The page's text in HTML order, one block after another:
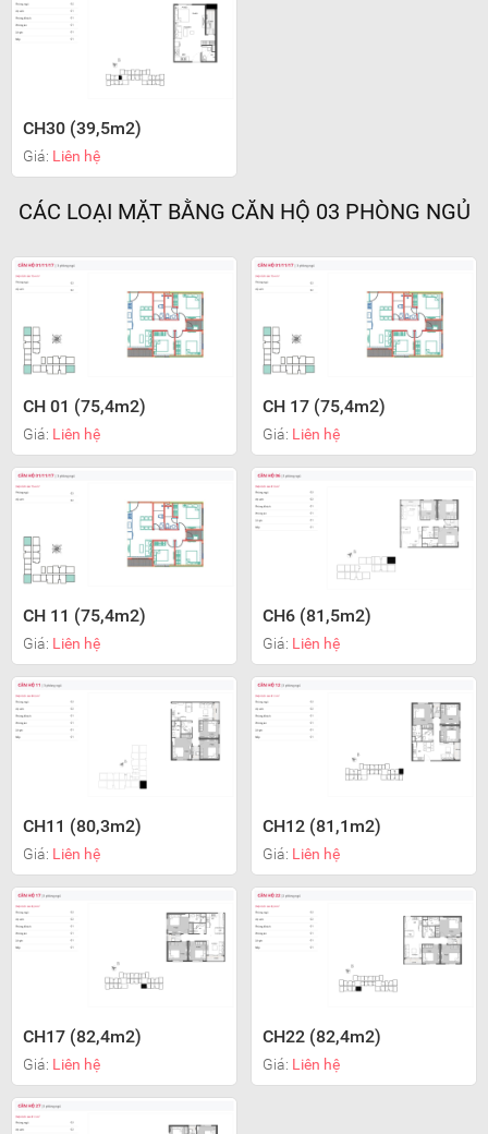
CH30 (39,5m2)
Giá: Liên hệ
CÁC LOẠI MẶT BẰNG CĂN HỘ 03 PHÒNG NGỦ
CH 01 (75,4m2)
Giá: Liên hệ
CH 17 (75,4m2)
Giá: Liên hệ
CH 11 (75,4m2)
Giá: Liên hệ
CH6 (81,5m2)
Giá: Liên hệ
CH11 (80,3m2)
Giá: Liên hệ
CH12 (81,1m2)
Giá: Liên hệ
CH17 (82,4m2)
Giá: Liên hệ
CH22 (82,4m2)
Giá: Liên hệ